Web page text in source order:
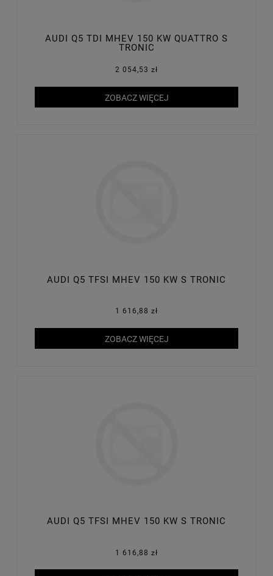
AUDI Q5 TDI MHEV 150 KW QUATTRO S
TRONIC
2 054,53 zł
ZOBACZ WIĘCEJ
AUDI Q5 TFSI MHEV 150 KW S TRONIC
1 616,88 zł
ZOBACZ WIĘCEJ
AUDI Q5 TFSI MHEV 150 KW S TRONIC
1 616,88 zł